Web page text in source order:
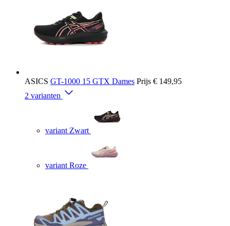
ASICS GT-1000 15 GTX Dames Prijs € 149,95
2 varianten
variant Zwart
variant Roze